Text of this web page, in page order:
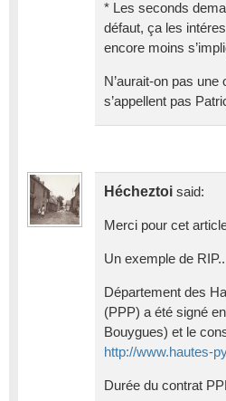
* Les seconds
défaut, ça les
encore moins
N’aurait-on pas
s’appellent pas
Hécheztoi said:
Merci pour cet
Un exemple de RIP..
Département des
(PPP) a été signé
Bouygues) et le
http://www.hautes-
Durée du contrat